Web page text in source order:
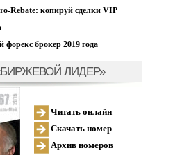
Rebate: копируй сделки VIP
брокер 2019 года
ЛИДЕР»
Читать онлайн
Скачать номер
Архив номеров